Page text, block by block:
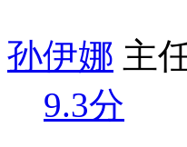
孙伊娜 主
9.3分